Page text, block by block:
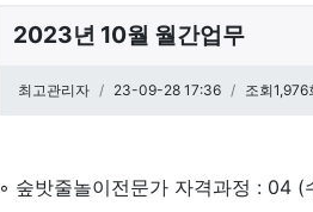
2023년 10월 월간업무
페이지 정보
최고관리자 작성일
23-09-28 17:36 조회1,976
본문
◦ 숲밧줄놀이전문가 자격과정 : 04